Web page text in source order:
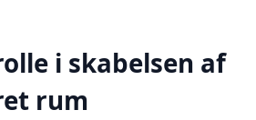
i skabelsen af
rum